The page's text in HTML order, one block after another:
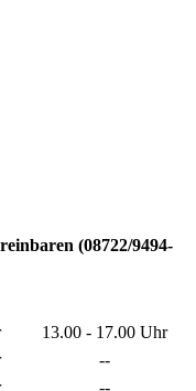
(08722/9494-
13.00 - 17.00 Uhr
--